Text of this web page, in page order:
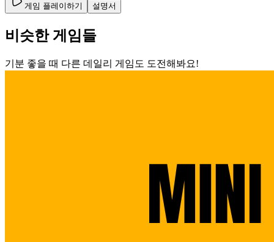
게임 플레이하기 설명서
비슷한 게임들
기분 좋을 때 다른 데일리 게임도 도전해봐요!